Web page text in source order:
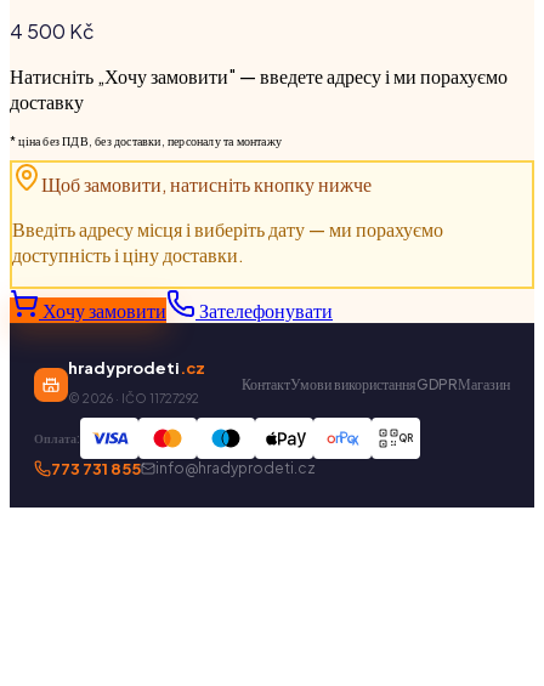
4 500 Kč
Натисніть „Хочу замовити" — введете адресу і ми порахуємо
доставку
* ціна без ПДВ, без доставки, персоналу та монтажу
Щоб замовити, натисніть кнопку нижче
Введіть адресу місця і виберіть дату — ми порахуємо
доступність і ціну доставки.
Хочу замовити Зателефонувати
hradyprodeti.cz
© 2026 · IČO 11727292
КонтактУмови використанняGDPRМагазин
Оплата: QR
773 731 855 info@hradyprodeti.cz